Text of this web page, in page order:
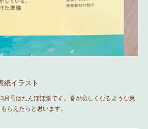
紙イラスト
3月号はたんぽぽ畑です。春が恋しくなるような爽
らえたらと思います。